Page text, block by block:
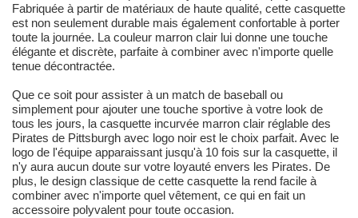
Fabriquée à partir de matériaux de haute qualité, cette casquette
est non seulement durable mais également confortable à porter
toute la journée. La couleur marron clair lui donne une touche
élégante et discrète, parfaite à combiner avec n'importe quelle
tenue décontractée.
Que ce soit pour assister à un match de baseball ou
simplement pour ajouter une touche sportive à votre look de
tous les jours, la casquette incurvée marron clair réglable des
Pirates de Pittsburgh avec logo noir est le choix parfait. Avec le
logo de l'équipe apparaissant jusqu'à 10 fois sur la casquette, il
n'y aura aucun doute sur votre loyauté envers les Pirates. De
plus, le design classique de cette casquette la rend facile à
combiner avec n'importe quel vêtement, ce qui en fait un
accessoire polyvalent pour toute occasion.